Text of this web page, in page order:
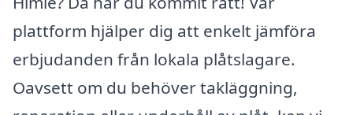
plattform hjälper dig att enkelt jämföra
erbjudanden från lokala plåtslagare.
Oavsett om du behöver takläggning,